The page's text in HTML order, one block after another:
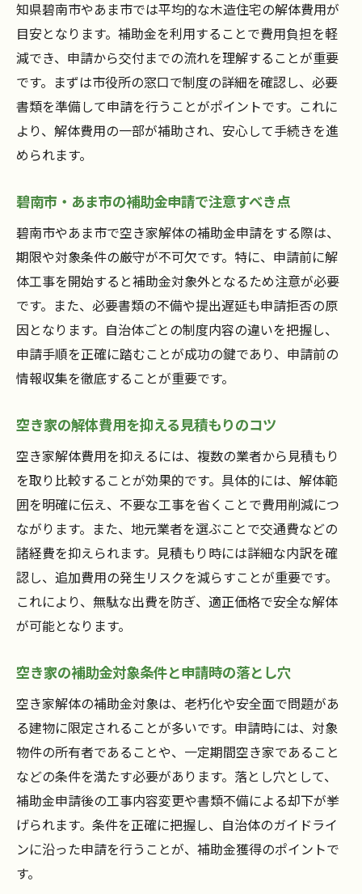
空き家解体とリフォームの効果的な併用例
知県碧南市やあま市では平均的な木造住宅の解体費用が
目安となります。補助金を利用することで費用負担を軽
減でき、申請から交付までの流れを理解することが重要
です。まずは市役所の窓口で制度の詳細を確認し、必要
書類を準備して申請を行うことがポイントです。これに
より、解体費用の一部が補助され、安心して手続きを進
められます。
碧南市・あま市の補助金申請で注意すべき点
碧南市やあま市で空き家解体の補助金申請をする際は、
期限や対象条件の厳守が不可欠です。特に、申請前に解
体工事を開始すると補助金対象外となるため注意が必要
です。また、必要書類の不備や提出遅延も申請拒否の原
因となります。自治体ごとの制度内容の違いを把握し、
申請手順を正確に踏むことが成功の鍵であり、申請前の
情報収集を徹底することが重要です。
空き家の解体費用を抑える見積もりのコツ
空き家解体費用を抑えるには、複数の業者から見積もり
を取り比較することが効果的です。具体的には、解体範
囲を明確に伝え、不要な工事を省くことで費用削減につ
ながります。また、地元業者を選ぶことで交通費などの
諸経費を抑えられます。見積もり時には詳細な内訳を確
認し、追加費用の発生リスクを減らすことが重要です。
これにより、無駄な出費を防ぎ、適正価格で安全な解体
が可能となります。
空き家の補助金対象条件と申請時の落とし穴
空き家解体の補助金対象は、老朽化や安全面で問題があ
る建物に限定されることが多いです。申請時には、対象
物件の所有者であることや、一定期間空き家であること
などの条件を満たす必要があります。落とし穴として、
補助金申請後の工事内容変更や書類不備による却下が挙
げられます。条件を正確に把握し、自治体のガイドライ
ンに沿った申請を行うことが、補助金獲得のポイントで
す。